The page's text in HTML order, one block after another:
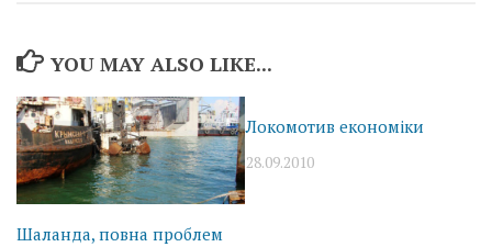
YOU MAY ALSO LIKE...
Шаланда, повна проблем
Локомотив економіки
28.09.2010